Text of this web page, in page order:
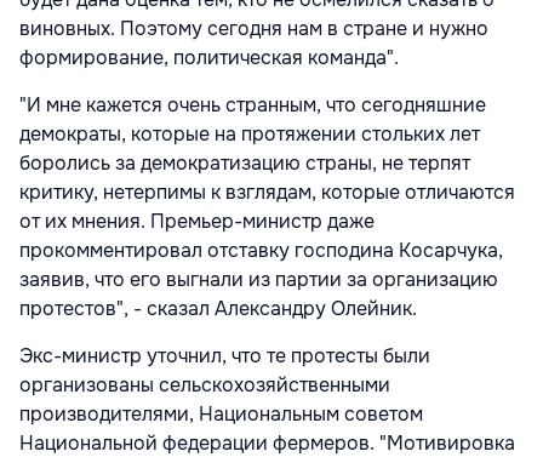
виновных. Поэтому сегодня нам в стране и нужно
формирование, политическая команда".
"И мне кажется очень странным, что сегодняшние
демократы, которые на протяжении стольких лет
боролись за демократизацию страны, не терпят
критику, нетерпимы к взглядам, которые отличаются
от их мнения. Премьер-министр даже
прокомментировал отставку господина Косарчука,
заявив, что его выгнали из партии за организацию
протестов", - сказал Александру Олейник.
Экс-министр уточнил, что те протесты были
организованы сельскохозяйственными
производителями, Национальным советом
Национальной федерации фермеров. "Мотивировка